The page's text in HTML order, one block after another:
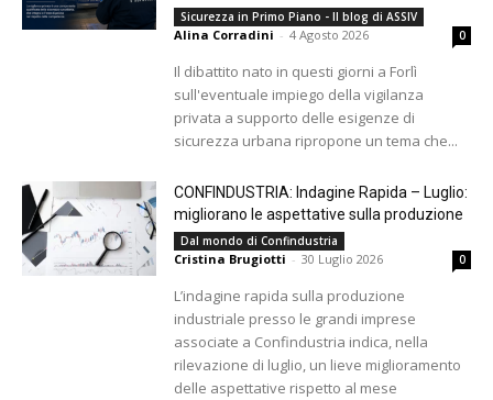
Sicurezza in Primo Piano - Il blog di ASSIV
Alina Corradini - 4 Agosto 2026 0
Il dibattito nato in questi giorni a Forlì
sull'eventuale impiego della vigilanza
privata a supporto delle esigenze di
sicurezza urbana ripropone un tema che...
CONFINDUSTRIA: Indagine Rapida – Luglio:
migliorano le aspettative sulla produzione
Dal mondo di Confindustria
Cristina Brugiotti - 30 Luglio 2026 0
L’indagine rapida sulla produzione
industriale presso le grandi imprese
associate a Confindustria indica, nella
rilevazione di luglio, un lieve miglioramento
delle aspettative rispetto al mese